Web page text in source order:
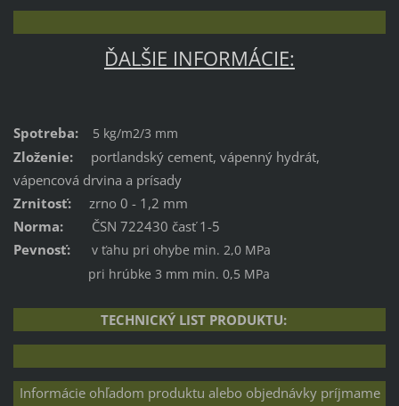
ĎALŠIE INFORMÁCIE:
Spotreba: 5 kg/m2/3 mm
Zloženie:
portlandský cement, vápenný hydrát,
vápencová drvina a prísady
Zrnitosť:zrno 0 - 1,2 mm
Norma:
ČSN 722430 časť 1-5
Pevnosť:
v ťahu pri ohybe min. 2,0 MPa
pri hrúbke 3 mm min. 0,5 MPa
TECHNICKÝ LIST PRODUKTU:
Informácie ohľadom produktu alebo objednávky príjmame